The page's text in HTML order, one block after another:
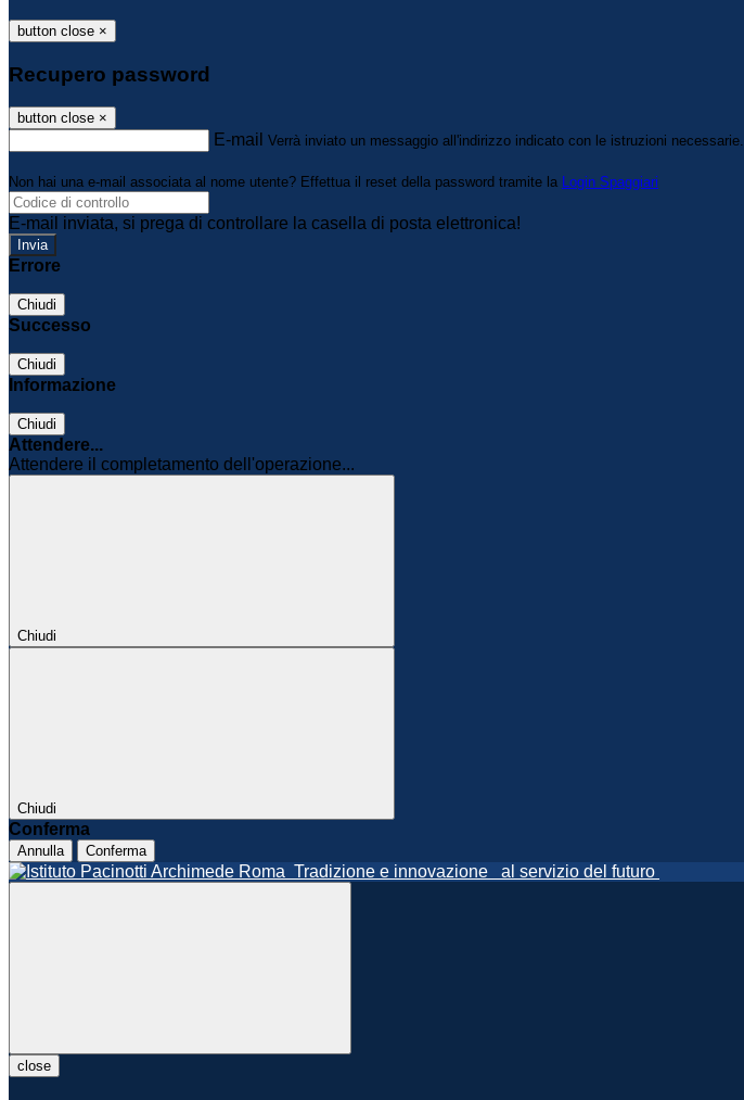
button close ×
Recupero password
button close ×
E-mail Verrà inviato un messaggio all'indirizzo indicato con le istruzioni necessarie.
Non hai una e-mail associata al nome utente? Effettua il reset della password tramite la Login Spaggiari
E-mail inviata, si prega di controllare la casella di posta elettronica!
Errore
Chiudi
Successo
Chiudi
Informazione
Chiudi
Attendere...
Attendere il completamento dell'operazione...
Chiudi
Chiudi
Conferma
Annulla Conferma
Roma Tradizione e innovazione al servizio del futuro
close